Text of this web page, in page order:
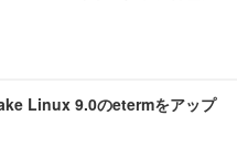
Linux 9.0のetermをアップ